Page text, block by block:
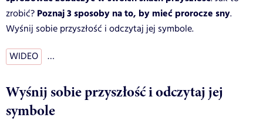
zrobić? Poznaj 3 sposoby na to, by mieć prorocze sny.
Wyśnij sobie przyszłość i odczytaj jej symbole.
WIDEO …
Wyśnij sobie przyszłość i odczytaj jej
symbole